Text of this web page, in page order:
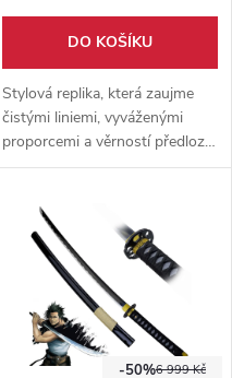
DO KOŠÍKU
Stylová replika, která zaujme
čistými liniemi, vyváženými
proporcemi a věrností předloze.
Skvělý kus do sbírky každého
estetiky a univerza Castlevanie.
6 999 Kč
-50%